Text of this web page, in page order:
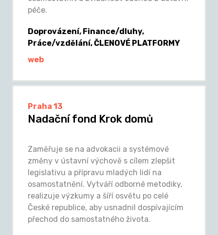
péče.
Doprovázení, Finance/dluhy,
Práce/vzdělání, ČLENOVÉ PLATFORMY
web
Praha 13
Nadační fond Krok domů
Zaměřuje se na advokacii a systémové
změny v ústavní výchově s cílem zlepšit
legislativu a přípravu mladých lidí na
osamostatnění. Vytváří odborné metodiky,
realizuje výzkumy a šíří osvětu po celé
České republice, aby usnadnil dospívajícím
přechod do samostatného života.